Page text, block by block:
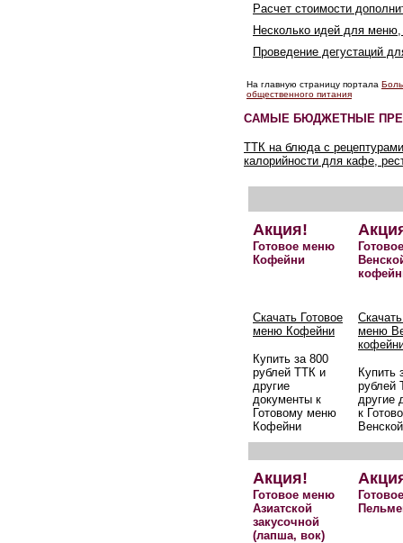
Расчет стоимости
Несколько идей для меню,
Проведение дегустаций
На главную страницу портала
общественного питания
САМЫЕ БЮДЖЕТНЫЕ
ТТК на блюда с
калорийности для кафе,
Акция!
Готовое меню
Кофейни
Скачать Готовое
меню Кофейни
Купить за 800
рублей ТТК и
другие
документы к
Готовому меню
Кофейни
меню
Купить
рублей
другие
к
Акция!
Готовое меню
Азиатской
закусочной
(лапша, вок)